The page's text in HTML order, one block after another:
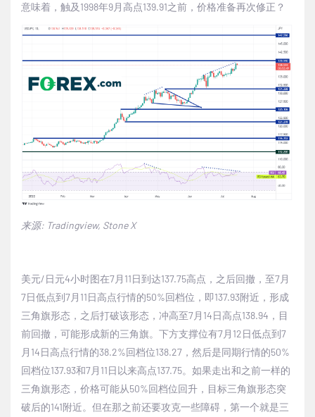
意味着，触及 1998年9月高点139.91之前，价格准备再次修正？
来源: Tradingview, Stone X
美元/日元4小时图在7月 11日到达137.75高点，之后回撤，至7月
7日低点到7月 11日高点行情的50%回档位，即137.93附近，形成
三角旗形态，之后打破该形态，冲高至7月 14日高点138.94 ，目
前回撤，可能形成新的三角旗。下方支撑位有7月 12日低点到7
月 14日高点行情的38.2%回档位138.27 ，然后是同期行情的50%
回档位137.93和7月 11日以来高点137.75。如果走出和之前一样的
三角旗形态，价格可能从50%回档位回升，目标三角旗形态突
破后的141附近。但在那之前还要攻克一些障碍，第一个就是三